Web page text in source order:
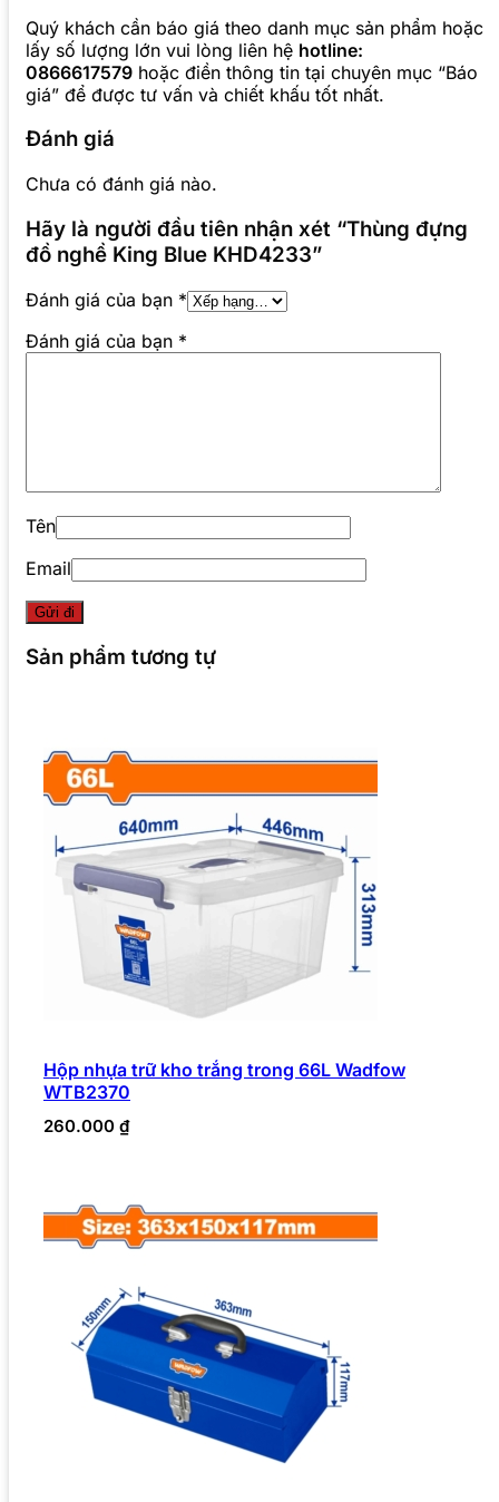
Quý khách cần báo giá theo danh mục sản phẩm hoặc
lấy số lượng lớn vui lòng liên hệ hotline:
0866617579 hoặc điền thông tin tại chuyên mục “Báo
giá” để được tư vấn và chiết khấu tốt nhất.
Đánh giá
Chưa có đánh giá nào.
Hãy là người đầu tiên nhận xét “Thùng đựng
đồ nghề King Blue KHD4233”
Đánh giá của bạn *
Đánh giá của bạn *
Tên
Email
Sản phẩm tương tự
Hộp nhựa trữ kho trắng trong 66L Wadfow
WTB2370
260.000 ₫